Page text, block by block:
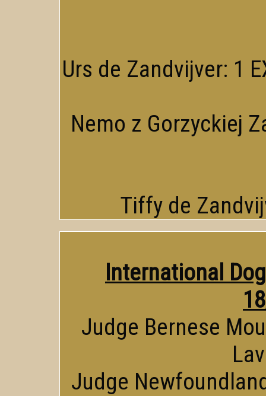
Urs de Zandvijver: 1
Nemo z Gorzyckiej
Tiffy de
International
Judge Bernese
Judge